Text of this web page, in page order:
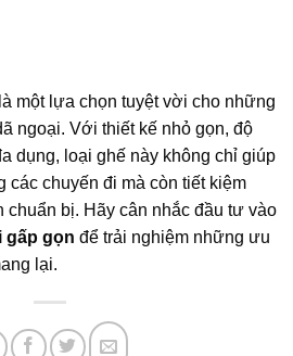
một lựa chọn tuyệt vời cho những
ngoại. Với thiết kế nhỏ gọn, độ
dụng, loại ghế này không chỉ giúp
các chuyến đi mà còn tiết kiệm
chuẩn bị. Hãy cân nhắc đầu tư vào
gấp gọn để trải nghiệm những ưu
lại.